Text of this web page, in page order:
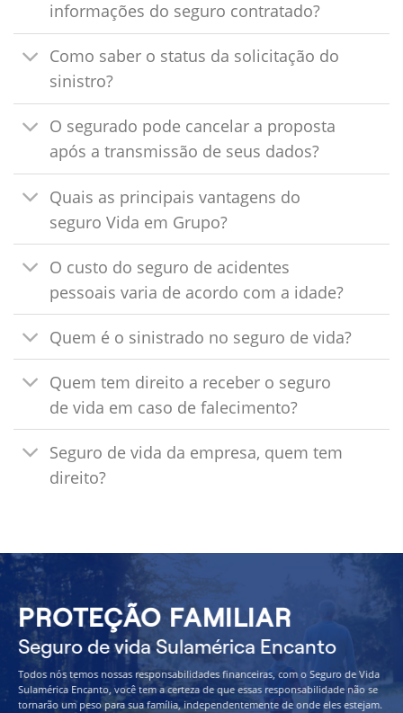
informações do seguro contratado?
Como saber o status da solicitação do
sinistro?
O segurado pode cancelar a proposta
após a transmissão de seus dados?
Quais as principais vantagens do
seguro Vida em Grupo?
O custo do seguro de acidentes
pessoais varia de acordo com a idade?
Quem é o sinistrado no seguro de vida?
Quem tem direito a receber o seguro
de vida em caso de falecimento?
Seguro de vida da empresa, quem tem
direito?
PROTEÇÃO FAMILIAR
Seguro de vida Sulamérica Encanto
Todos nós temos nossas responsabilidades financeiras, com o Seguro de Vida
Sulamérica Encanto, você tem a certeza de que essas responsabilidade não se
tornarão um peso para sua família, independentemente de onde eles estejam.